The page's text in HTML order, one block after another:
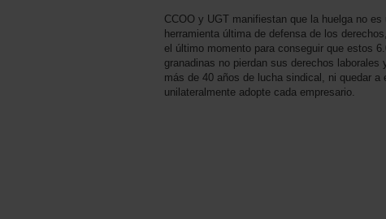
CCOO y UGT manifiestan que la huelga no
herramienta última de defensa de los
el último momento para conseguir que estos
granadinas no pierdan sus derechos
más de 40 años de lucha sindical, ni quedar a
unilateralmente adopte cada empresario.